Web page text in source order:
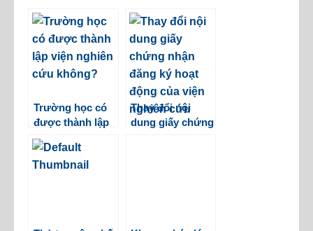
Trường học có
được thành lập
viện nghiên cứu
không?
Thay đổi nội
dung giấy chứng